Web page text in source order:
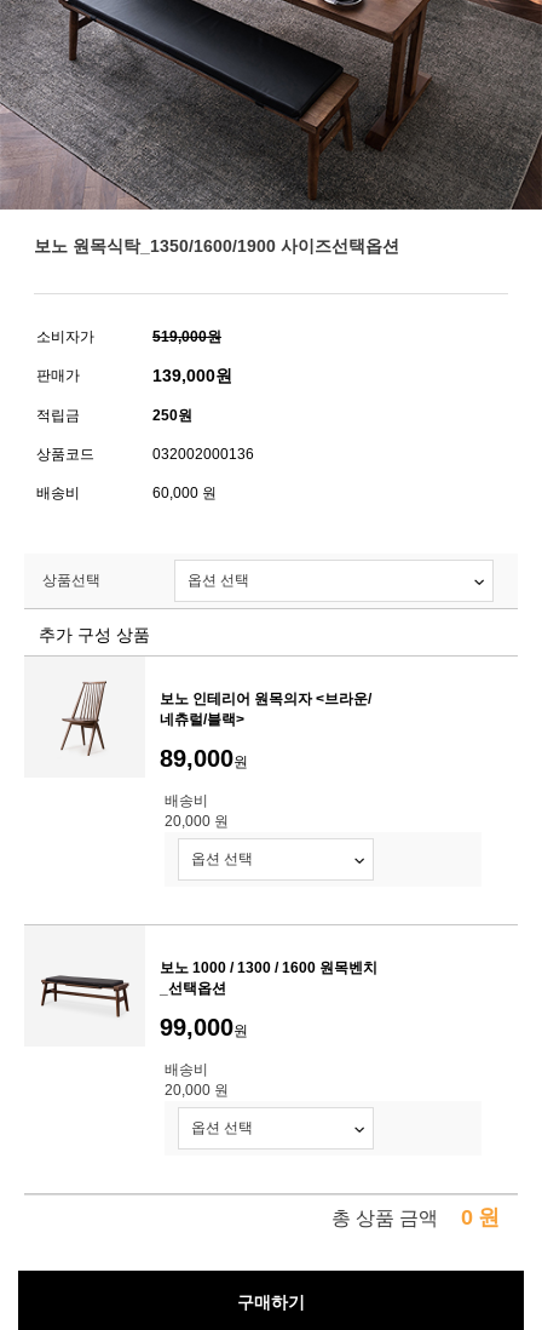
보노 원목식탁_1350/1600/1900 사이즈선택옵션
소비자가 519,000원
판매가 139,000원
적립금 250원
상품코드 032002000136
배송비 60,000 원
상품선택
추가 구성 상품
보노 인테리어 원목의자 <브라운/
네츄럴/블랙>
89,000원
배송비
20,000 원
보노 1000 / 1300 / 1600 원목벤치
_선택옵션
99,000원
배송비
20,000 원
총 상품 금액 0 원
구매하기